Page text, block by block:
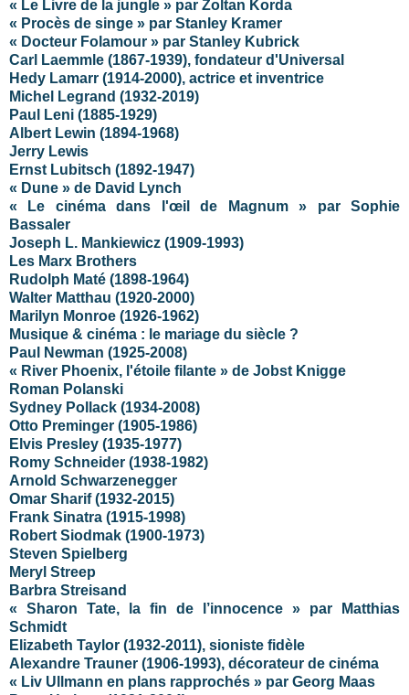
« Le Livre de la jungle » par Zoltan Korda
« Procès de singe » par Stanley Kramer
« Docteur Folamour » par Stanley Kubrick
Carl Laemmle (1867-1939), fondateur d'Universal
Hedy Lamarr (1914-2000), actrice et inventrice
Michel Legrand (1932-2019)
Paul Leni (1885-1929)
Albert Lewin (1894-1968)
Jerry Lewis
Ernst Lubitsch (1892-1947)
« Dune » de David Lynch
« Le cinéma dans l'œil de Magnum » par Sophie
Bassaler
Joseph L. Mankiewicz (1909-1993)
Les Marx Brothers
Rudolph Maté (1898-1964)
Walter Matthau (1920-2000)
Marilyn Monroe (1926-1962)
Musique & cinéma : le mariage du siècle ?
Paul Newman (1925-2008)
« River Phoenix, l'étoile filante » de Jobst Knigge
Roman Polanski
Sydney Pollack (1934-2008)
Otto Preminger (1905-1986)
Elvis Presley (1935-1977)
Romy Schneider (1938-1982)
Arnold Schwarzenegger
Omar Sharif (1932-2015)
Frank Sinatra (1915-1998)
Robert Siodmak (1900-1973)
Steven Spielberg
Meryl Streep
Barbra Streisand
« Sharon Tate, la fin de l’innocence » par Matthias
Schmidt
Elizabeth Taylor (1932-2011), sioniste fidèle
Alexandre Trauner (1906-1993), décorateur de cinéma
« Liv Ullmann en plans rapprochés » par Georg Maas